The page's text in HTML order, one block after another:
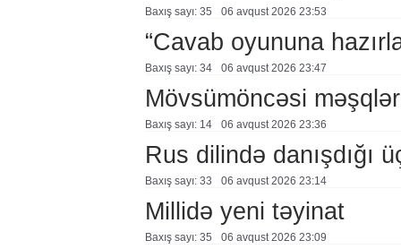
Baxış sayı: 35 06 avqust 2026 23:53
“Cavab oyununa
Baxış sayı: 34 06 avqust 2026 23:47
Mövsümöncəsi
Baxış sayı: 14 06 avqust 2026 23:36
Rus dilində danışdığı
Baxış sayı: 33 06 avqust 2026 23:14
Millidə yeni təyinat
Baxış sayı: 35 06 avqust 2026 23:09